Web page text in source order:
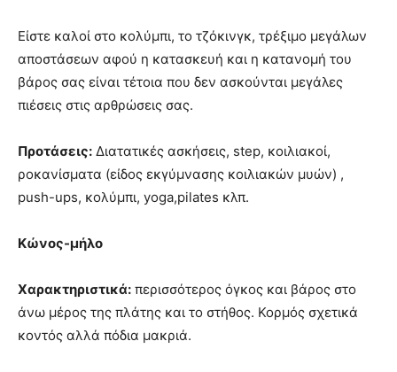
Είστε καλοί στο κολύμπι, το τζόκινγκ, τρέξιμο μεγάλων
αποστάσεων αφού η κατασκευή και η κατανομή του
βάρος σας είναι τέτοια που δεν ασκούνται μεγάλες
πιέσεις στις αρθρώσεις σας.
Προτάσεις: Διατατικές ασκήσεις, step, κοιλιακοί,
ροκανίσματα (είδος εκγύμνασης κοιλιακών μυών) ,
push-ups, κολύμπι, yoga,pilates κλπ.
Kώνος-μήλο
Χαρακτηριστικά: περισσότερος όγκος και βάρος στο
άνω μέρος της πλάτης και το στήθος. Κορμός σχετικά
κοντός αλλά πόδια μακριά.